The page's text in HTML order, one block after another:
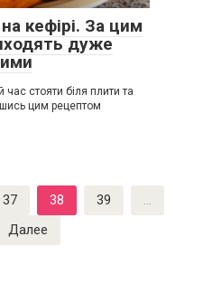
кефірі. За цим
дуже
стояти біля плити та
цим рецептом
37 38 39
…
Далее